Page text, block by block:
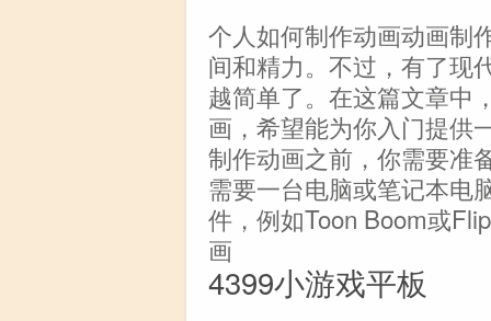
个人如何制作动画动画制
间和精力。不过，有了现
越简单了。在这篇文章中
画，希望能为你入门提供
制作动画之前，你需要准
需要一台电脑或笔记本电
件，例如Toon Boom或
画
4399小游戏平板